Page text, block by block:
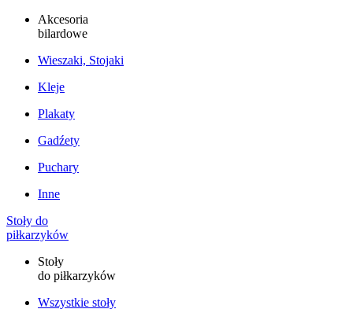
Akcesoria
bilardowe
Wieszaki, Stojaki
Kleje
Plakaty
Gadźety
Puchary
Inne
Stoły do
piłkarzyków
Stoły
do piłkarzyków
Wszystkie stoły